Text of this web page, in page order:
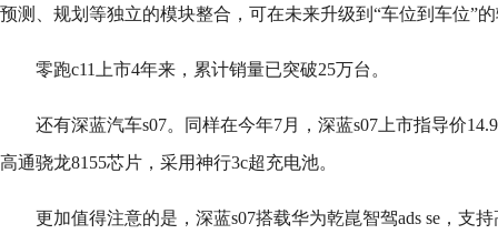
预测、规划等独立的模块整合，可在未来升级到“车位到车位”
零跑c11上市4年来，累计销量已突破25万台。
还有深蓝汽车s07。同样在今年7月，深蓝s07上市指导价
高通骁龙8155芯片，采用神行3c超充电池。
更加值得注意的是，深蓝s07搭载华为乾崑智驾ads se，支